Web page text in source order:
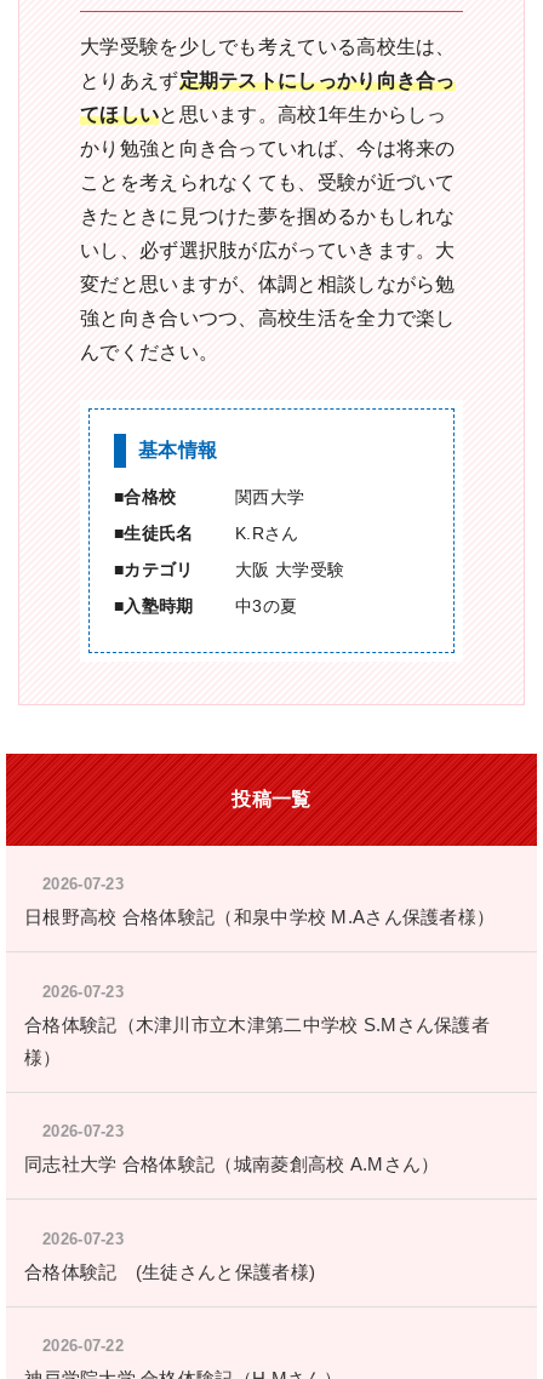
大学受験を少しでも考えている高校生は、
とりあえず定期テストにしっかり向き合っ
てほしいと思います。高校1年生からしっ
かり勉強と向き合っていれば、今は将来の
ことを考えられなくても、受験が近づいて
きたときに見つけた夢を掴めるかもしれな
いし、必ず選択肢が広がっていきます。大
変だと思いますが、体調と相談しながら勉
強と向き合いつつ、高校生活を全力で楽し
んでください。
基本情報
合格校
関西大学
生徒氏名
K.Rさん
カテゴリ
大阪 大学受験
入塾時期
中3の夏
投稿一覧
2026-07-23
日根野高校 合格体験記（和泉中学校 M.Aさん保護者様）
2026-07-23
合格体験記（木津川市立木津第二中学校 S.Mさん保護者
様）
2026-07-23
同志社大学 合格体験記（城南菱創高校 A.Mさん）
2026-07-23
合格体験記 (生徒さんと保護者様)
2026-07-22